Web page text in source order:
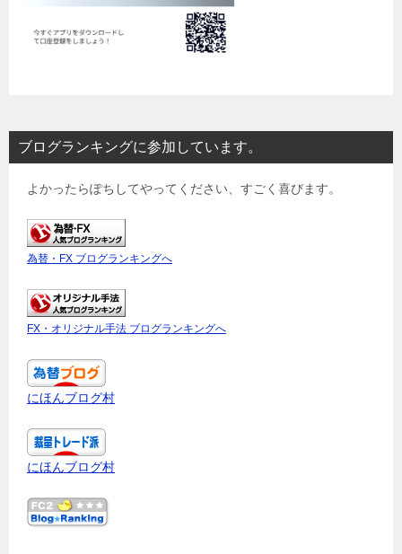
ブログランキングに参加しています。
よかったらぽちしてやってください、すごく喜びます。
為替・FX ブログランキングへ
FX・オリジナル手法 ブログランキングへ
にほんブログ村
にほんブログ村